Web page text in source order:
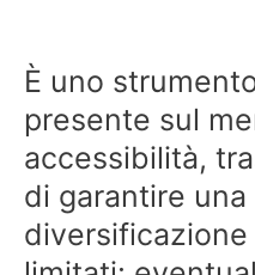
È uno
presente sul
accessibilità,
di garantire una